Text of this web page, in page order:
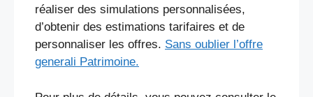
réaliser des simulations personnalisées,
d’obtenir des estimations tarifaires et de
personnaliser les offres. Sans oublier l’offre
generali Patrimoine.